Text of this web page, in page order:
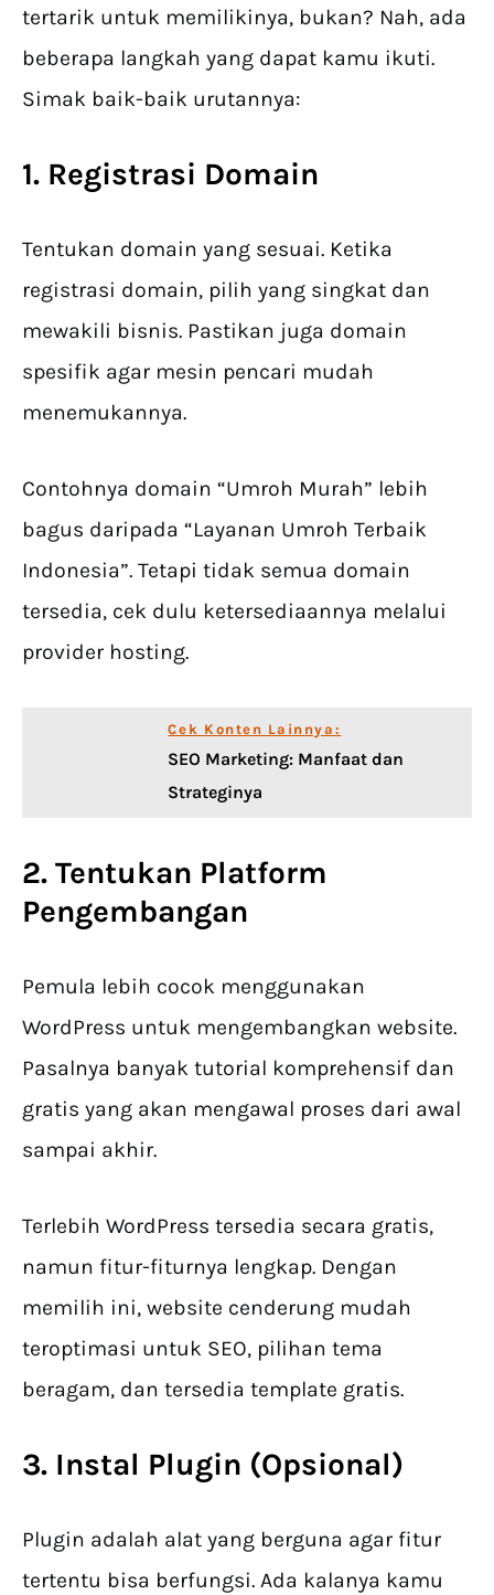
tertarik untuk memilikinya, bukan? Nah, ada
beberapa langkah yang dapat kamu ikuti.
Simak baik-baik urutannya:
1. Registrasi Domain
Tentukan domain yang sesuai. Ketika
registrasi domain, pilih yang singkat dan
mewakili bisnis. Pastikan juga domain
spesifik agar mesin pencari mudah
menemukannya.
Contohnya domain “Umroh Murah” lebih
bagus daripada “Layanan Umroh Terbaik
Indonesia”. Tetapi tidak semua domain
tersedia, cek dulu ketersediaannya melalui
provider hosting.
Cek Konten Lainnya:
SEO Marketing: Manfaat dan
Strateginya
2. Tentukan Platform
Pengembangan
Pemula lebih cocok menggunakan
WordPress untuk mengembangkan website.
Pasalnya banyak tutorial komprehensif dan
gratis yang akan mengawal proses dari awal
sampai akhir.
Terlebih WordPress tersedia secara gratis,
namun fitur-fiturnya lengkap. Dengan
memilih ini, website cenderung mudah
teroptimasi untuk SEO, pilihan tema
beragam, dan tersedia template gratis.
3. Instal Plugin (Opsional)
Plugin adalah alat yang berguna agar fitur
tertentu bisa berfungsi. Ada kalanya kamu